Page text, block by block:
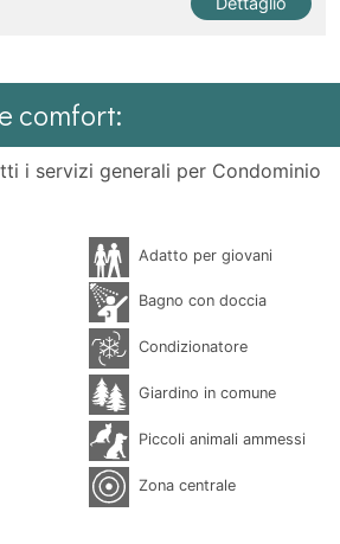
comfort:
i servizi generali per Condominio
Adatto per giovani
Bagno con doccia
Condizionatore
Giardino in comune
Piccoli animali ammessi
Zona centrale